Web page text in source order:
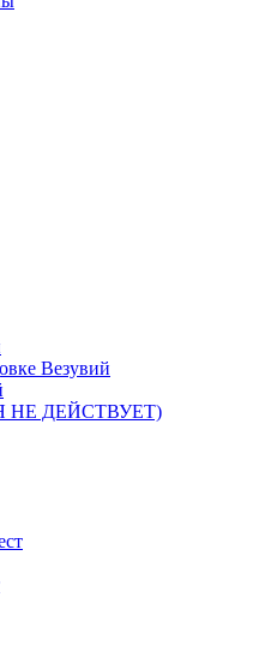
Везувий
НЕ ДЕЙСТВУЕТ)